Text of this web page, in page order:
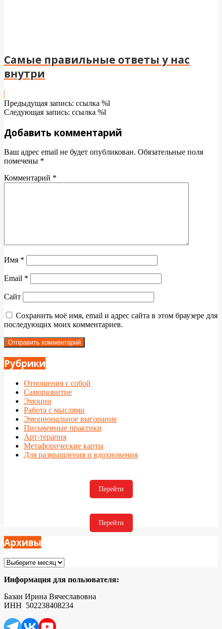
Самые правильные ответы у нас
внутри
2025-
06-
Предыдущая запись: ссылка %l
Следующая запись: ссылка %l
Добавить комментарий
Ваш адрес email не будет опубликован. Обязательные поля
помечены *
Комментарий *
Имя *
Email *
Сайт
Сохранить моё имя, email и адрес сайта в этом браузере для
последующих моих комментариев.
Рубрики
Отношения с собой
Саморазвитие
Эмоции
Работа с мыслями
Эмоциональное выгорание
Письменные практики
Арт-терапия
Метафорические карты
Для размышления и вдохновения
Перейти
Перейти
Архивы
Архивы
Информация для пользователя:
Базан Ирина Вячеславовна
ИНН 502238408234